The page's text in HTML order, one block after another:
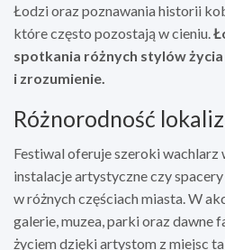
Łodzi oraz poznawania historii
które często pozostają w cieniu.
spotkania różnych stylów
i zrozumienie.
Różnorodność
Festiwal oferuje szeroki wachlarz
instalacje artystyczne czy
w różnych częściach miasta. W
galerie, muzea, parki oraz dawne
życiem dzięki artystom z miejsc